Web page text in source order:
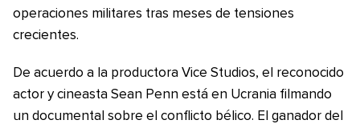
operaciones militares tras meses de tensiones
crecientes.
De acuerdo a la productora Vice Studios, el reconocido
actor y cineasta Sean Penn está en Ucrania filmando
un documental sobre el conflicto bélico. El ganador del